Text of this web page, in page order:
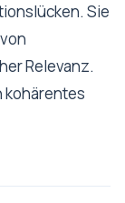
Sie
Relevanz.
kohärentes